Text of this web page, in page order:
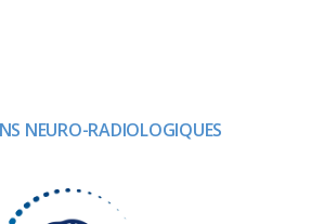
NEURO-RADIOLOGIQUES